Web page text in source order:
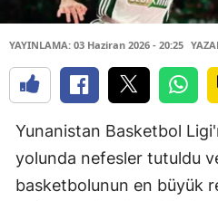
YAYINLAMA: 03 Haziran 2026 - 20:25
Yunanistan Basketbol
yolunda nefesler tutuldu
basketbolunun en büyük